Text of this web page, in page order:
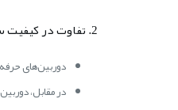
2. تفاوت در کیفیت ساخت و مواد اولیه
دوربین‌های
در مقابل،